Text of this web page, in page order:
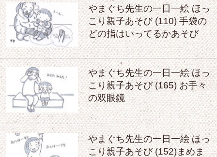
やまぐち先生の一日一絵 ほっ
こり親子あそび (110) 手袋の
どの指はいってるかあそび
やまぐち先生の一日一絵 ほっ
こり親子あそび (165) お手々
の双眼鏡
やまぐち先生の一日一絵 ほっ
こり親子あそび (152)まめま